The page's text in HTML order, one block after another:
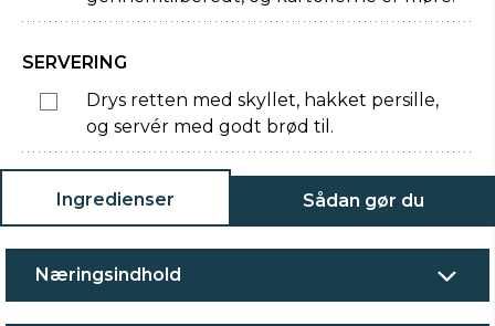
SERVERING
Drys retten med skyllet, hakket persille,
og servér med godt brød til.
Ingredienser Sådan gør du
Næringsindhold